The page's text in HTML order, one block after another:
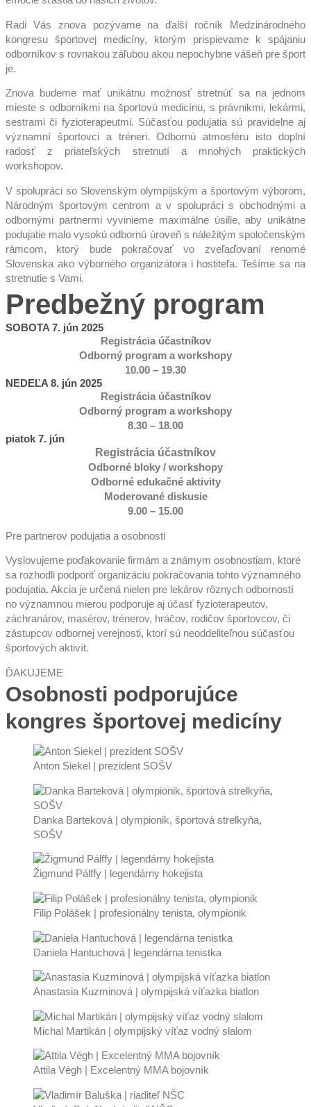
Radi Vás znova pozývame na ďalší ročník Medzinárodného
kongresu športovej medicíny, ktorým prispievame k spájaniu
odborníkov s rovnakou záľubou akou nepochybne vášeň pre šport
je.
Znova budeme mať unikátnu možnosť stretnúť sa na jednom
mieste s odborníkmi na športovú medicínu, s právnikmi, lekármi,
sestrami či fyzioterapeutmi. Súčasťou podujatia sú pravidelne aj
významní športovci a tréneri. Odbornú atmosféru isto doplní
radosť z priateľských stretnutí a mnohých praktických
workshopov.
V spolupráci so Slovenským olympijským a športovým výborom,
Národným športovým centrom a v spolupráci s obchodnými a
odbornými partnermi vyvinieme maximálne úsilie, aby unikátne
podujatie malo vysokú odbornú úroveň s náležitým spoločenským
rámcom, ktorý bude pokračovať vo zveľaďovaní renomé
Slovenska ako výborného organizátora i hostiteľa. Tešíme sa na
stretnutie s Vami.
Predbežný program
SOBOTA 7. jún 2025
Registrácia účastníkov
Odborný program a workshopy
10.00 – 19.30
NEDEĽA 8. jún 2025
Registrácia účastníkov
Odborný program a workshopy
8.30 – 18.00
piatok 7. jún
Registrácia účastníkov
Odborné bloky / workshopy
Odborné edukačné aktivity
Moderované diskusie
9.00 – 15.00
Pre partnerov podujatia a osobnosti
Vyslovujeme poďakovanie firmám a známym osobnostiam, ktoré
sa rozhodli podporiť organizáciu pokračovania tohto významného
podujatia. Akcia je určená nielen pre lekárov rôznych odborností
no významnou mierou podporuje aj účasť fyzioterapeutov,
záchranárov, masérov, trénerov, hráčov, rodičov športovcov, či
zástupcov odbornej verejnosti, ktorí sú neoddeliteľnou súčasťou
športových aktivít.
ĎAKUJEME
Osobnosti podporujúce
kongres športovej medicíny
Anton Siekel | prezident SOŠV
Danka Barteková | olympionik, športová strelkyňa,
SOŠV
Žigmund Pálffy | legendárny hokejista
Filip Polášek | profesionálny tenista, olympionik
Daniela Hantuchová | legendárna tenistka
Anastasia Kuzminová | olympijská víťazka biatlon
Michal Martikán | olympijský víťaz vodný slalom
Attila Végh | Excelentný MMA bojovník